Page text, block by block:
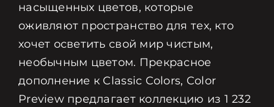
насыщенных цветов, которые
оживляют пространство для тех, кто
хочет осветить свой мир чистым,
необычным цветом. Прекрасное
дополнение к Classic Colors, Color
Preview предлагает коллекцию из 1 232